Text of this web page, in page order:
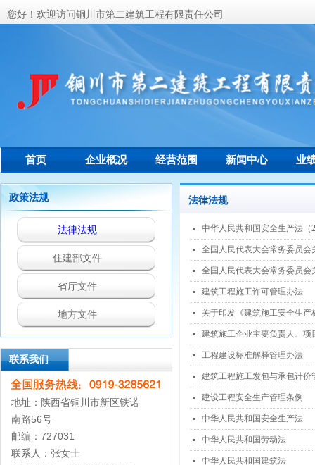
首页 企业概况 经营范围 新闻中心 业
您好！欢迎访问铜川市第二建筑工程有限责任公司
政策法规
法律法规
住建部文件
省厅文件
地方文件
联系我们
地址：陕西省铜川市新区铁诺
南路56号
邮编：727031
联系人：张女士
联系我们
法律法规
넷 中华人民共和国安全生产法（
넷 全国人民代表大会常务委员
넷 全国人民代表大会常务委员
넷 建筑工程施工许可管理办法
넷 关于印发《建筑施工安全生
넷 建筑施工企业主要负责人、
넷 工程建设标准解释管理办法
넷 建筑工程施工发包与承包计价
넷 建设工程安全生产管理条例
넷 中华人民共和国安全生产法
넷 中华人民共和国劳动法
넷 中华人民共和国建筑法